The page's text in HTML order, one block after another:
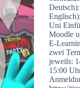
Uni
Moodle
E-
zwei
jeweils:
15:00